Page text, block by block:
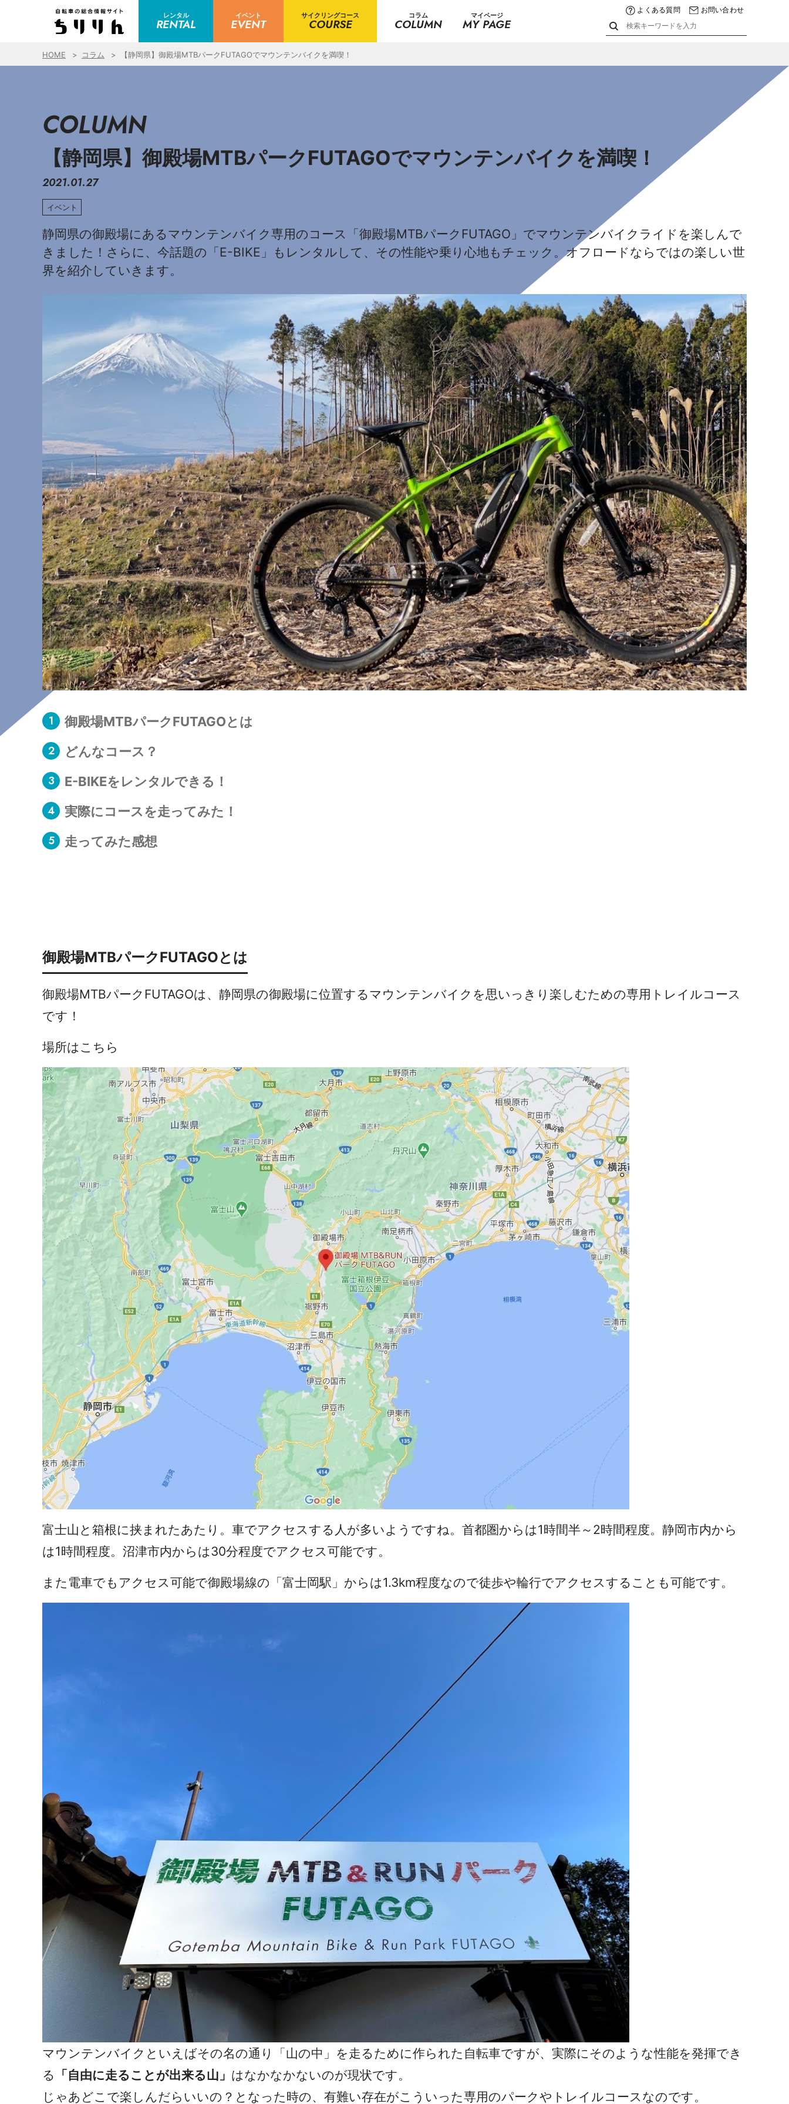
レンタル
RENTAL
イベント
EVENT
サイクリングコース
COURSE
コラム
COLUMN
マイページ
MY PAGE
よくある質問 お問い合わせ
HOME コラム 【静岡県】御殿場MTBパークFUTAGOでマウンテンバイクを満喫！
COLUMN
【静岡県】御殿場MTBパークFUTAGOでマウンテンバイクを満喫！
2021.01.27
イベント
静岡県の御殿場にあるマウンテンバイク専用のコース「御殿場MTBパークFUTAGO」でマウンテンバイクライドを楽しんで
きました！さらに、今話題の「E-BIKE」もレンタルして、その性能や乗り心地もチェック。オフロードならではの楽しい世
界を紹介していきます。
御殿場MTBパークFUTAGOとは
どんなコース？
E-BIKEをレンタルできる！
実際にコースを走ってみた！
走ってみた感想
御殿場MTBパークFUTAGOとは
御殿場MTBパークFUTAGOは、静岡県の御殿場に位置するマウンテンバイクを思いっきり楽しむための専用トレイルコース
です！
場所はこちら
富士山と箱根に挟まれたあたり。車でアクセスする人が多いようですね。首都圏からは1時間半～2時間程度。静岡市内から
は1時間程度。沼津市内からは30分程度でアクセス可能です。
また電車でもアクセス可能で御殿場線の「富士岡駅」からは1.3km程度なので徒歩や輪行でアクセスすることも可能です。
マウンテンバイクといえばその名の通り「山の中」を走るために作られた自転車ですが、実際にそのような性能を発揮でき
る 「自由に走ることが出来る山」 はなかなかないのが現状です。
じゃあどこで楽しんだらいいの？となった時の、有難い存在がこういった専用のパークやトレイルコースなのです。